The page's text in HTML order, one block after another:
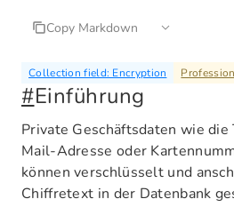
Copy Markdown
Collection field: Encryption
#Einführung
Private Geschäftsdaten wie
Mail-Adresse oder
können verschlüsselt und
Chiffretext in der Datenbank